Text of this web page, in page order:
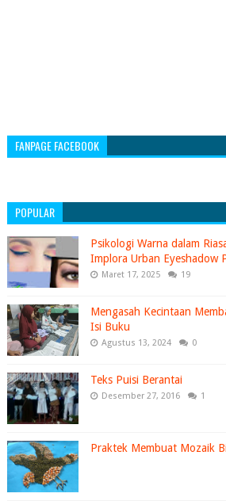
FANPAGE FACEBOOK
POPULAR
Psikologi Warna dalam
Implora Urban Eyeshadow
Maret 17, 2025 19
Mengasah Kecintaan
Isi Buku
Agustus 13, 2024 0
Teks Puisi Berantai
Desember 27, 2016 1
Praktek Membuat Mozaik